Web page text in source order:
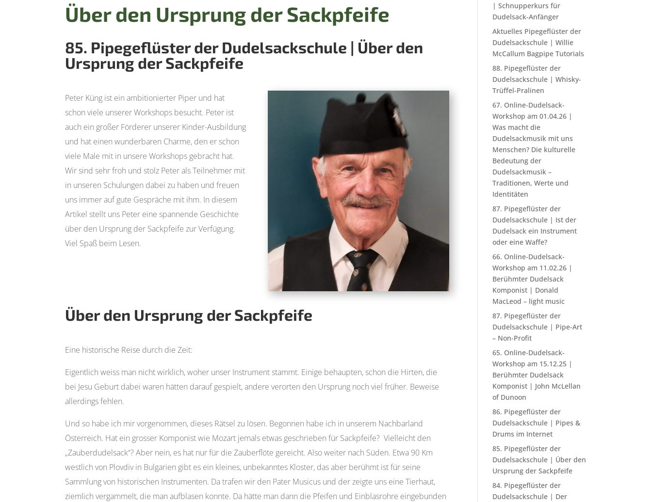
Über den Ursprung der Sackpfeife
85. Pipegeflüster der Dudelsackschule | Über den
Ursprung der Sackpfeife
Peter Küng ist ein ambitionierter Piper und hat
schon viele unserer Workshops besucht. Peter ist
auch ein großer Förderer unserer Kinder-Ausbildung
und hat einen wunderbaren Charme, den er schon
viele Male mit in unsere Workshops gebracht hat.
Wir sind sehr froh und stolz Peter als Teilnehmer mit
in unseren Schulungen dabei zu haben und freuen
uns immer auf gute Gespräche mit ihm. In diesem
Artikel stellt uns Peter eine spannende Geschichte
über den Ursprung der Sackpfeife zur Verfügung.
Viel Spaß beim Lesen.
Über den Ursprung der Sackpfeife
Eine historische Reise durch die Zeit:
Eigentlich weiss man nicht wirklich, woher unser Instrument stammt. Einige behaupten, schon die Hirten, die
bei Jesu Geburt dabei waren hätten darauf gespielt, andere verorten den Ursprung noch viel früher. Beweise
allerdings fehlen.
Und so habe ich mir vorgenommen, dieses Rätsel zu lösen. Begonnen habe ich in unserem Nachbarland
Österreich. Hat ein grosser Komponist wie Mozart jemals etwas geschrieben für Sackpfeife? Vielleicht den
„Zauberdudelsack“? Aber nein, es hat nur für die Zauberflöte gereicht. Also weiter nach Süden. Etwa 90 Km
westlich von Plovdiv in Bulgarien gibt es ein kleines, unbekanntes Kloster, das aber berühmt ist für seine
Sammlung von historischen Instrumenten. Da trafen wir den Pater Musicus und der zeigte uns eine Tierhaut,
ziemlich vergammelt, die man aufblasen konnte. Da hätte man dann die Pfeifen und Einblasrohre eingebunden
| Schnupperkurs für
Dudelsack-Anfänger
Aktuelles Pipegeflüster der
Dudelsackschule | Willie
McCallum Bagpipe Tutorials
88. Pipegeflüster der
Dudelsackschule | Whisky-
Trüffel-Pralinen
67. Online-Dudelsack-
Workshop am 01.04.26 |
Was macht die
Dudelsackmusik mit uns
Menschen? Die kulturelle
Bedeutung der
Dudelsackmusik –
Traditionen, Werte und
Identitäten
87. Pipegeflüster der
Dudelsackschule | Ist der
Dudelsack ein Instrument
oder eine Waffe?
66. Online-Dudelsack-
Workshop am 11.02.26 |
Berühmter Dudelsack
Komponist | Donald
MacLeod – light music
87. Pipegeflüster der
Dudelsackschule | Pipe-Art
– Non-Profit
65. Online-Dudelsack-
Workshop am 15.12.25 |
Berühmter Dudelsack
Komponist | John McLellan
of Dunoon
86. Pipegeflüster der
Dudelsackschule | Pipes &
Drums im Internet
85. Pipegeflüster der
Dudelsackschule | Über den
Ursprung der Sackpfeife
84. Pipegeflüster der
Dudelsackschule | Der